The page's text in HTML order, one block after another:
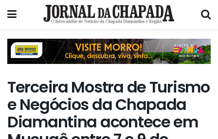
Terceira Mostra de Turismo
e Negócios da Chapada
Diamantina acontece em